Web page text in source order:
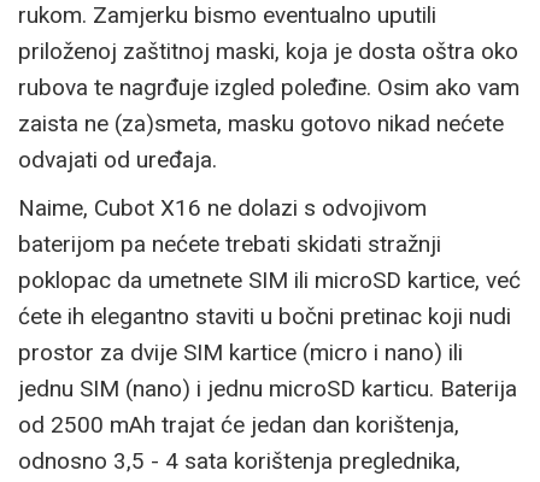
rukom. Zamjerku bismo eventualno uputili
priloženoj zaštitnoj maski, koja je dosta oštra oko
rubova te nagrđuje izgled poleđine. Osim ako vam
zaista ne (za)smeta, masku gotovo nikad nećete
odvajati od uređaja.
Naime, Cubot X16 ne dolazi s odvojivom
baterijom pa nećete trebati skidati stražnji
poklopac da umetnete SIM ili microSD kartice, već
ćete ih elegantno staviti u bočni pretinac koji nudi
prostor za dvije SIM kartice (micro i nano) ili
jednu SIM (nano) i jednu microSD karticu. Baterija
od 2500 mAh trajat će jedan dan korištenja,
odnosno 3,5 - 4 sata korištenja preglednika,